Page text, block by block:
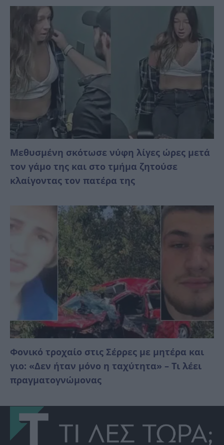
Μεθυσμένη σκότωσε νύφη λίγες ώρες μετά
τον γάμο της και στο τμήμα ζητούσε
κλαίγοντας τον πατέρα της
Φονικό τροχαίο στις Σέρρες με μητέρα και
γιο: «Δεν ήταν μόνο η ταχύτητα» – Τι λέει
πραγματογνώμονας